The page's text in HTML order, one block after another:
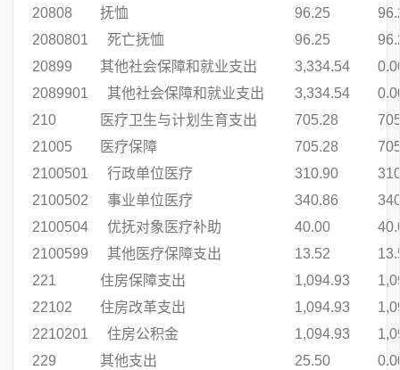
20808
抚恤 96.25
2080801
死亡抚恤 96.25
20899
其他社会保障和就业支出 3,334.54
2089901
其他社会保障和就业支出 3,334.54
210
医疗卫生与计划生育支出 705.28
21005
医疗保障 705.28
2100501
行政单位医疗 310.90
2100502
事业单位医疗 340.86
2100504
优抚对象医疗补助 40.00
2100599
其他医疗保障支出 13.52
221
住房保障支出 1,094.93
22102
住房改革支出 1,094.93
2210201
住房公积金 1,094.93
229
其他支出 25.50